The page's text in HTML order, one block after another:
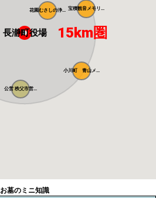
宝積観音メモリ...
花園むさしの浄...
小川町 青山メ...
公営 秩父市営...
長瀞町役場 15km圏
お墓のミニ知識